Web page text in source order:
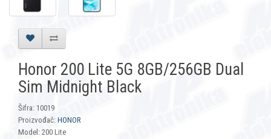
Honor 200 Lite 5G 8GB/256GB Dual
Sim Midnight Black
Šifra: 10019
Proizvođač: HONOR
Model: 200 Lite